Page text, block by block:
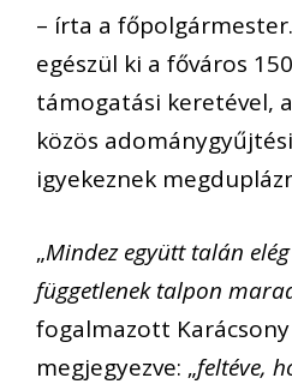
– írta a
egészül ki a főváros
támogatási keretével,
közös
igyekeznek
„Mindez együtt talán
függetlenek talpon
fogalmazott Karácsony
megjegyezve: „feltéve,